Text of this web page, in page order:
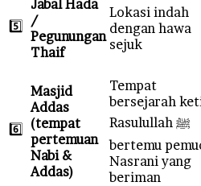
5️⃣
Jabal Hada
/
Pegunungan
Thaif
Lokasi indah
dengan hawa
sejuk
6️⃣
Masjid
Addas
(tempat
pertemuan
Nabi &
Addas)
Tempat
bersejarah
Rasulullah ﷺ
bertemu
Nasrani yang
beriman